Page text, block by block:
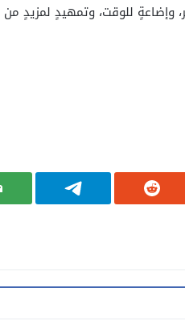
للوقت، وتمهيدٍ لمزيدٍ من